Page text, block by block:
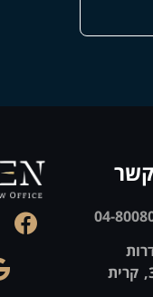
04-
ירושלים 3, קרית